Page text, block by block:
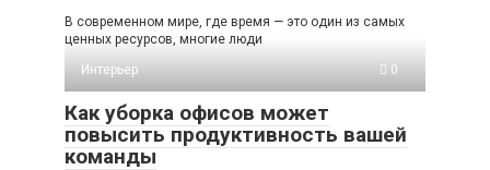
В современном мире, где время — это один из самых
ценных ресурсов, многие люди
Интерьер
0
Как уборка офисов может
повысить продуктивность вашей
команды